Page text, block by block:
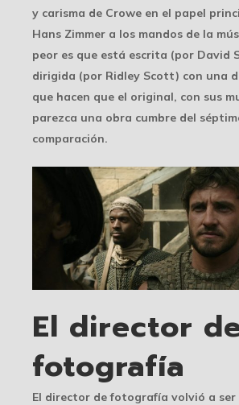
y carisma de Crowe en el papel
Hans Zimmer a los mandos de la
peor es que está escrita (por David
dirigida (por Ridley Scott) con una
que hacen que el original, con sus
parezca una obra cumbre del
comparación.
El director
fotografía
El director de fotografía volvió a